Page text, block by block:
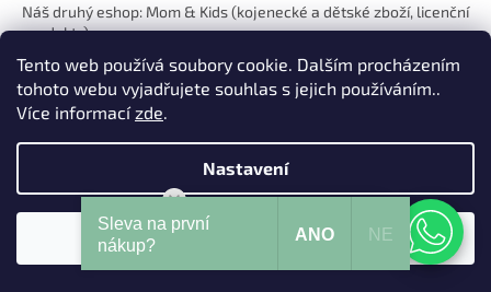
Tento web používá soubory cookie. Dalším procházením
tohoto webu vyjadřujete souhlas s jejich používáním..
Více informacízde.
Nastavení
p
Náš druhý eshop: Mom & Kids (kojenecké a dětské zboží, licenční
produkty)
Vytvořil Shoptet
Copyright 2026 . Všechna práva vyhrazena.
Mohu Vám pomoci?
Sleva na první
nákup?
ANO NE